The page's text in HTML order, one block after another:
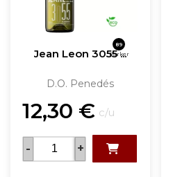
Jean Leon 3055 ...
D.O. Penedés
89
Parker
12,30 € c/u
- +